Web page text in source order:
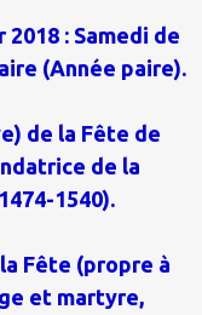
: Samedi de
(Année paire).
de la Fête de
de la
1540).
Fête (propre à
et martyre,